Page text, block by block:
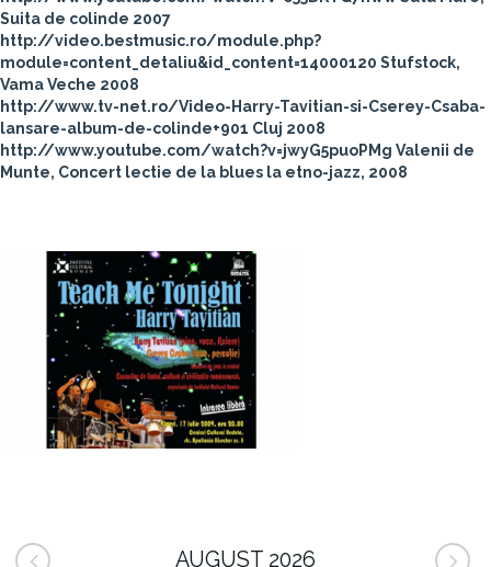
Suita de colinde 2007
http://video.bestmusic.ro/module.php?
module=content_detaliu&id_content=14000120 Stufstock,
Vama Veche 2008
http://www.tv-net.ro/Video-Harry-Tavitian-si-Cserey-Csaba-
lansare-album-de-colinde+901 Cluj 2008
http://www.youtube.com/watch?v=jwyG5puoPMg Valenii de
Munte, Concert lectie de la blues la etno-jazz, 2008
AUGUST 2026